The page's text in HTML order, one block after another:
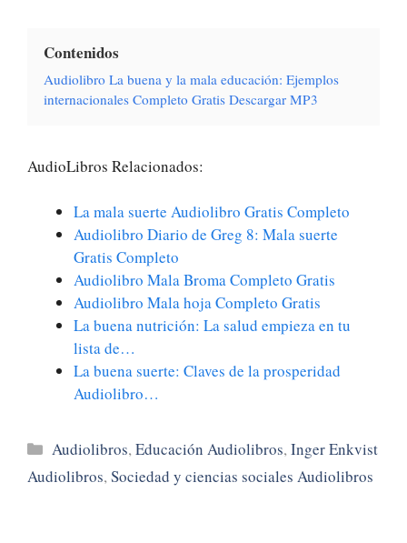
Contenidos
Audiolibro La buena y la mala educación: Ejemplos
internacionales Completo Gratis Descargar MP3
AudioLibros Relacionados:
La mala suerte Audiolibro Gratis Completo
Audiolibro Diario de Greg 8: Mala suerte
Gratis Completo
Audiolibro Mala Broma Completo Gratis
Audiolibro Mala hoja Completo Gratis
La buena nutrición: La salud empieza en tu
lista de…
La buena suerte: Claves de la prosperidad
Audiolibro…
Categorías
Audiolibros,Educación Audiolibros,Inger Enkvist
Audiolibros,Sociedad y ciencias sociales Audiolibros